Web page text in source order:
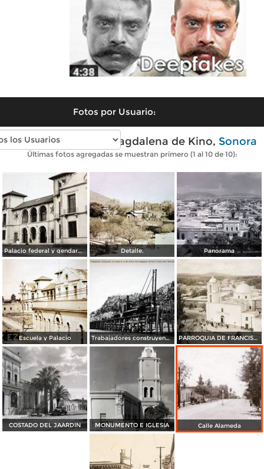
Fotos por Usuario:
Fotos antiguas de Magdalena de Kino, Sonora
Últimas fotos agregadas se muestran primero (1 al 10 de 10):
Palacio federal y gendarmeria fiscal. Detalle. Panorama
Escuela y Palacio Trabajadores construyendo un Puente en el Rio Sonora entre Magdalena de Kino e Imuris PARROQUIA DE FRANCISCO JAVIER---- 28 DE SEP-1944
COSTADO DEL JAARDIN MONUMENTO E IGLESIA Calle Alameda